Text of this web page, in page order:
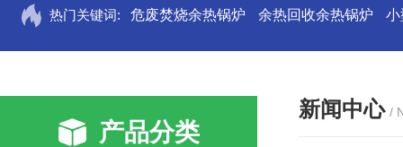
热门关键词: 危废焚烧余热锅炉 余热回收余热锅炉 小
产品分类
新闻中心 /